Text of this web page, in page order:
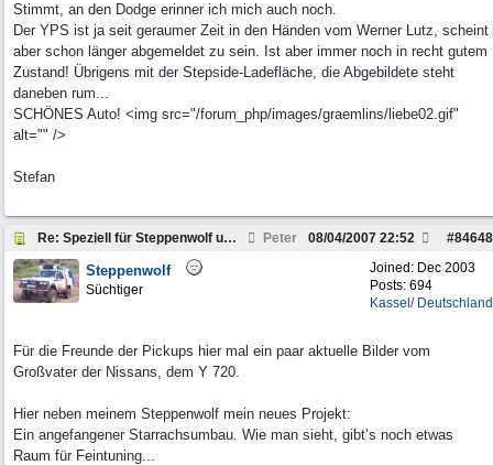
Stimmt, an den Dodge erinner ich mich auch noch.
Der YPS ist ja seit geraumer Zeit in den Händen vom Werner Lutz, scheint
aber schon länger abgemeldet zu sein. Ist aber immer noch in recht gutem
Zustand! Übrigens mit der Stepside-Ladefläche, die Abgebildete steht
daneben rum...
SCHÖNES Auto! <img src="/forum_php/images/graemlins/liebe02.gif"
alt="" />
Stefan
Re: Speziell für Steppenwolf und andere Pickup Fre Peter #84648
08/04/2007 22:52
Joined: Dec 2003
Posts: 694
Kassel/ Deutschland
Steppenwolf
Süchtiger
Für die Freunde der Pickups hier mal ein paar aktuelle Bilder vom
Großvater der Nissans, dem Y 720.
Hier neben meinem Steppenwolf mein neues Projekt:
Ein angefangener Starrachsumbau. Wie man sieht, gibt’s noch etwas
Raum für Feintuning...